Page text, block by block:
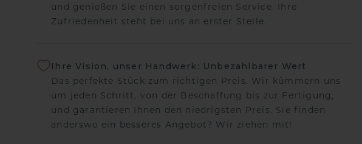
und genießen Sie einen sorgenfreien Service. Ihre
Zufriedenheit steht bei uns an erster Stelle.
Ihre Vision, unser Handwerk: Unbezahlbarer Wert
Das perfekte Stück zum richtigen Preis. Wir kümmern uns
um jeden Schritt, von der Beschaffung bis zur Fertigung,
und garantieren Ihnen den niedrigsten Preis. Sie finden
anderswo ein besseres Angebot? Wir ziehen mit!